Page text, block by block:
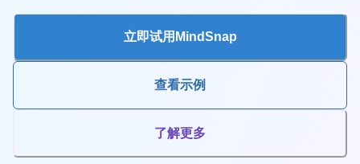
立即试用MindSnap
查看示例
了解更多